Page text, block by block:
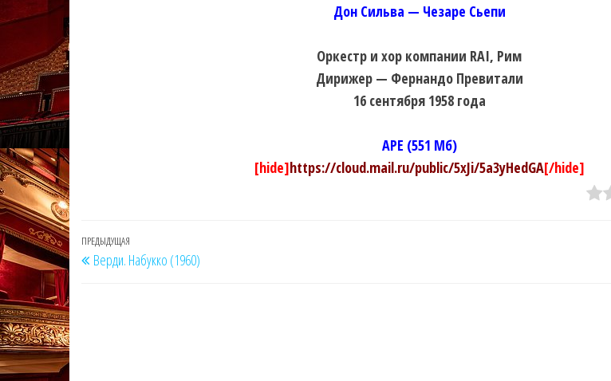
Дон Сильва — Чезаре Сьепи
Оркестр и хор компании RAI, Рим
Дирижер — Фернандо Превитали
16 сентября 1958 года
APE (551 Мб)
[hide]https://cloud.mail.ru/public/5xJi/5a3yHedGA[/hide]
Навигация
по
Предыдущая
запись
ПРЕДЫДУЩАЯ
Верди. Набукко (1960)